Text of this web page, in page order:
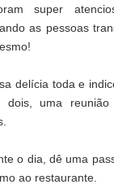
super
as pessoas
delícia toda e
dois, uma
o dia, dê uma
ao restaurante.